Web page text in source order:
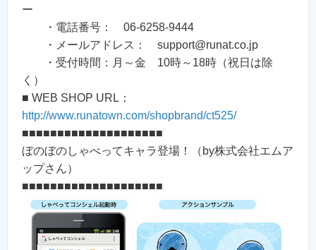
ー
・電話番号： 06-6258-9444
・メールアドレス： support@runat.co.jp
・受付時間：月～金 10時～18時（祝日は除
く）
■ WEB SHOP URL：
http://www.runatown.com/shopbrand/ct525/
■■■■■■■■■■■■■■■■■■■■
ぼのぼのしゃべってキャラ登場！（by株式会社エムア
ップさん）
■■■■■■■■■■■■■■■■■■■■